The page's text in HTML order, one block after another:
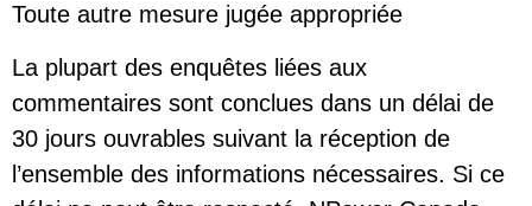
Toute autre mesure jugée appropriée
La plupart des enquêtes liées aux
commentaires sont conclues dans un délai de
30 jours ouvrables suivant la réception de
l’ensemble des informations nécessaires. Si ce